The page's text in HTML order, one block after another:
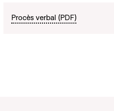
Procès verbal (PDF)